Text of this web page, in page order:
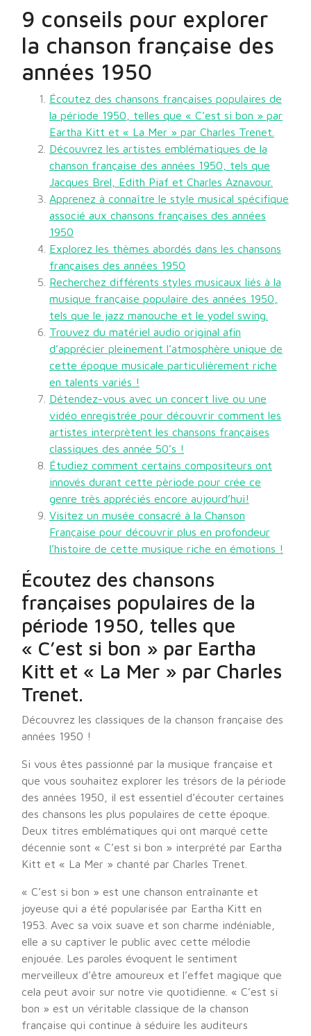
9 conseils pour explorer
la chanson française des
années 1950
Écoutez des chansons françaises populaires de
la période 1950, telles que « C’est si bon » par
Eartha Kitt et « La Mer » par Charles Trenet.
Découvrez les artistes emblématiques de la
chanson française des années 1950, tels que
Jacques Brel, Edith Piaf et Charles Aznavour.
Apprenez à connaître le style musical spécifique
associé aux chansons françaises des années
1950
Explorez les thèmes abordés dans les chansons
françaises des années 1950
Recherchez différents styles musicaux liés à la
musique française populaire des années 1950,
tels que le jazz manouche et le yodel swing.
Trouvez du matériel audio original afin
d’apprécier pleinement l’atmosphère unique de
cette époque musicale particulièrement riche
en talents variés !
Détendez-vous avec un concert live ou une
vidéo enregistrée pour découvrir comment les
artistes interprètent les chansons françaises
classiques des année 50’s !
Étudiez comment certains compositeurs ont
innovés durant cette pèriode pour crée ce
genre très appréciés encore aujourd’hui!
Visitez un musée consacré à la Chanson
Française pour découvrir plus en profondeur
l’histoire de cette musique riche en émotions !
Écoutez des chansons
françaises populaires de la
période 1950, telles que
« C’est si bon » par Eartha
Kitt et « La Mer » par Charles
Trenet.
Découvrez les classiques de la chanson française des
années 1950 !
Si vous êtes passionné par la musique française et
que vous souhaitez explorer les trésors de la période
des années 1950, il est essentiel d’écouter certaines
des chansons les plus populaires de cette époque.
Deux titres emblématiques qui ont marqué cette
décennie sont « C’est si bon » interprété par Eartha
Kitt et « La Mer » chanté par Charles Trenet.
« C’est si bon » est une chanson entraînante et
joyeuse qui a été popularisée par Eartha Kitt en
1953. Avec sa voix suave et son charme indéniable,
elle a su captiver le public avec cette mélodie
enjouée. Les paroles évoquent le sentiment
merveilleux d’être amoureux et l’effet magique que
cela peut avoir sur notre vie quotidienne. « C’est si
bon » est un véritable classique de la chanson
française qui continue à séduire les auditeurs